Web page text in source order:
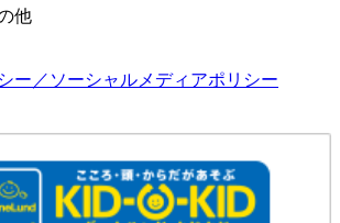
他
ー／ソーシャルメディアポリシー